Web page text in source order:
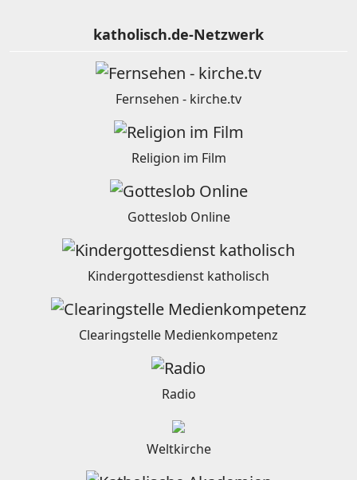
katholisch.de-Netzwerk
Fernsehen - kirche.tv
Religion im Film
Gotteslob Online
Kindergottesdienst katholisch
Clearingstelle Medienkompetenz
Radio
Weltkirche